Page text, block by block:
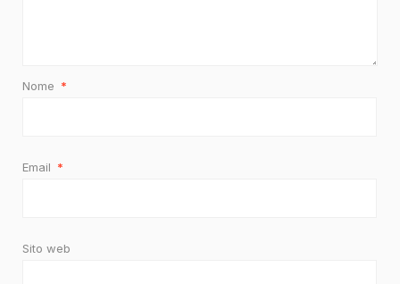
Nome *
Email *
Sito web